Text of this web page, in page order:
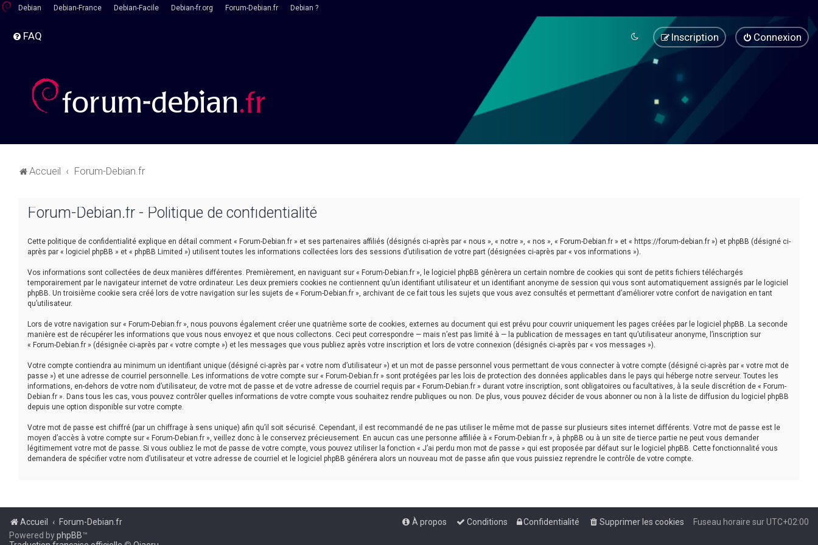
Debian Debian-France Debian-Facile Debian-fr.org Forum-Debian.fr Debian ?
FAQ Connexion
Inscription
Accueil Forum-Debian.fr
Forum-Debian.fr - Politique de confidentialité
Cette politique de confidentialité explique en détail comment « Forum-Debian.fr » et ses partenaires affiliés (désignés ci-après par « nous », « notre », « nos », « Forum-Debian.fr » et « https://forum-debian.fr ») et phpBB (désigné ci-
après par « logiciel phpBB » et « phpBB Limited ») utilisent toutes les informations collectées lors des sessions d’utilisation de votre part (désignées ci-après par « vos informations »).
Vos informations sont collectées de deux manières différentes. Premièrement, en naviguant sur « Forum-Debian.fr », le logiciel phpBB génèrera un certain nombre de cookies qui sont de petits fichiers téléchargés
temporairement par le navigateur internet de votre ordinateur. Les deux premiers cookies ne contiennent qu’un identifiant utilisateur et un identifiant anonyme de session qui vous sont automatiquement assignés par le logiciel
phpBB. Un troisième cookie sera créé lors de votre navigation sur les sujets de « Forum-Debian.fr », archivant de ce fait tous les sujets que vous avez consultés et permettant d’améliorer votre confort de navigation en tant
qu’utilisateur.
Lors de votre navigation sur « Forum-Debian.fr », nous pouvons également créer une quatrième sorte de cookies, externes au document qui est prévu pour couvrir uniquement les pages créées par le logiciel phpBB. La seconde
manière est de récupérer les informations que vous nous envoyez et que nous collectons. Ceci peut correspondre — mais n’est pas limité à — la publication de messages en tant qu’utilisateur anonyme, l’inscription sur
« Forum-Debian.fr » (désignée ci-après par « votre compte ») et les messages que vous publiez après votre inscription et lors de votre connexion (désignés ci-après par « vos messages »).
Votre compte contiendra au minimum un identifiant unique (désigné ci-après par « votre nom d’utilisateur ») et un mot de passe personnel vous permettant de vous connecter à votre compte (désigné ci-après par « votre mot de
passe ») et une adresse de courriel personnelle. Les informations de votre compte sur « Forum-Debian.fr » sont protégées par les lois de protection des données applicables dans le pays qui héberge notre serveur. Toutes les
informations, en-dehors de votre nom d’utilisateur, de votre mot de passe et de votre adresse de courriel requis par « Forum-Debian.fr » durant votre inscription, sont obligatoires ou facultatives, à la seule discrétion de « Forum-
Debian.fr ». Dans tous les cas, vous pouvez contrôler quelles informations de votre compte vous souhaitez rendre publiques ou non. De plus, vous pouvez décider de vous abonner ou non à la liste de diffusion du logiciel phpBB
depuis une option disponible sur votre compte.
Votre mot de passe est chiffré (par un chiffrage à sens unique) afin qu’il soit sécurisé. Cependant, il est recommandé de ne pas utiliser le même mot de passe sur plusieurs sites internet différents. Votre mot de passe est le
moyen d’accès à votre compte sur « Forum-Debian.fr », veillez donc à le conservez précieusement. En aucun cas une personne affiliée à « Forum-Debian.fr », à phpBB ou à un site de tierce partie ne peut vous demander
légitimement votre mot de passe. Si vous oubliez le mot de passe de votre compte, vous pouvez utiliser la fonction « J’ai perdu mon mot de passe » qui est proposée par défaut sur le logiciel phpBB. Cette fonctionnalité vous
demandera de spécifier votre nom d’utilisateur et votre adresse de courriel et le logiciel phpBB générera alors un nouveau mot de passe afin que vous puissiez reprendre le contrôle de votre compte.
Accueil Forum-Debian.fr Fuseau horaire surUTC+02:00
Supprimer les cookies
Confidentialité
Conditions
À propos
Powered byphpBB™